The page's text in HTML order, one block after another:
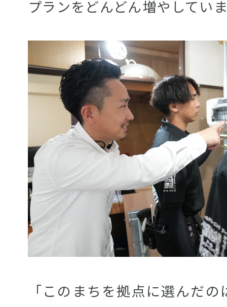
プランをどんどん増やしてい
「このまちを拠点に選んだ